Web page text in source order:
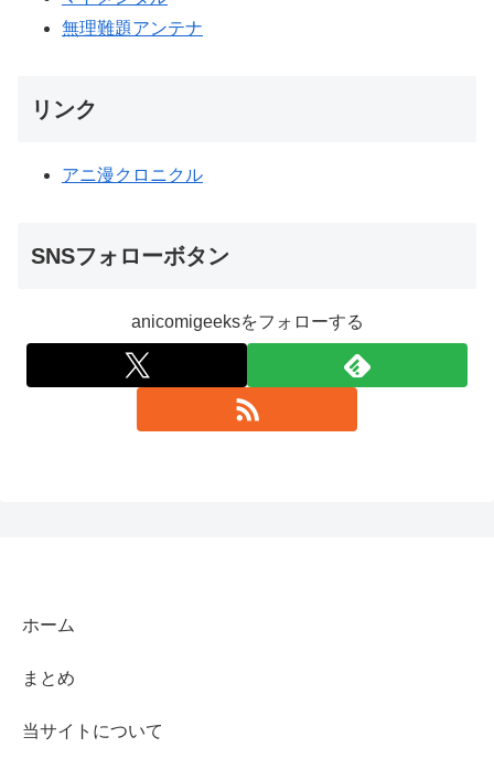
無理難題アンテナ
リンク
アニ漫クロニクル
SNSフォローボタン
anicomigeeksをフォローする
ホーム
まとめ
当サイトについて